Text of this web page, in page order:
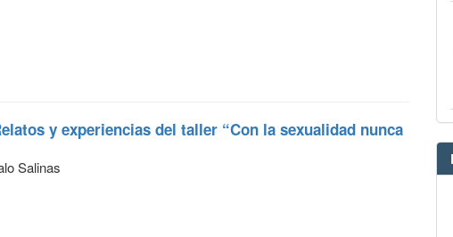
y experiencias del taller “Con la sexualidad nunca
Salinas